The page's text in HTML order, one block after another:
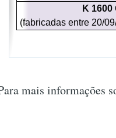
K 1600
(fabricadas entre 20/
mais informações